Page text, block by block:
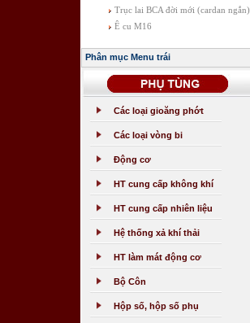
Trục lai BCA đời mới (cardan ngắn)
Ê cu M16
Phân mục Menu trái
Các loại gioăng phớt
Các loại vòng bi
Động cơ
HT cung cấp không khí
HT cung cấp nhiên liệu
Hệ thống xả khí thải
HT làm mát động cơ
Bộ Côn
Hộp số, hộp số phụ